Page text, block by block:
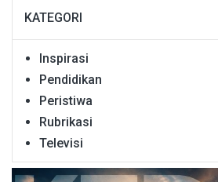
KATEGORI
Inspirasi
Pendidikan
Peristiwa
Rubrikasi
Televisi